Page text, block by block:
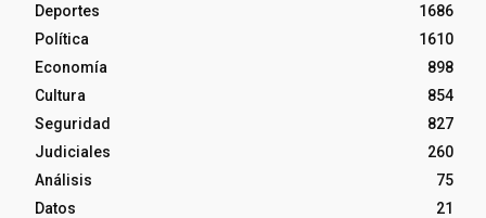
Deportes
1686
Política
1610
Economía
898
Cultura
854
Seguridad
827
Judiciales
260
Análisis
75
Datos
21